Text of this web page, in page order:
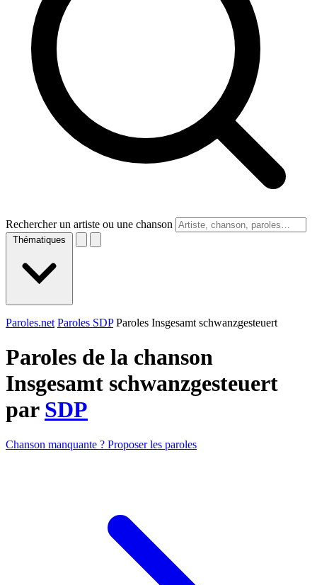
Rechercher un artiste ou une chanson
Thématiques
Paroles.net Paroles SDP Paroles Insgesamt schwanzgesteuert
Paroles de la chanson
Insgesamt schwanzgesteuert
par SDP
Chanson manquante ? Proposer les paroles